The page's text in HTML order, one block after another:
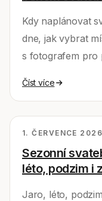
Kdy naplánovat
dne, jak vybrat
s fotografem pro
Číst více
1. ČERVENCE 2026
Sezonní
léto, podzim i
Jaro, léto,